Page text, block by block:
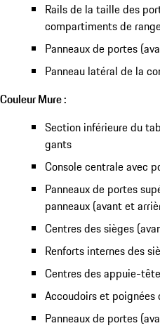
Rails de la taille des
compartiments de
Panneaux de portes
Panneau latéral de la
Couleur Mure :
Section inférieure du
gants
Console centrale avec
Panneaux de portes
panneaux (avant et
Centres des sièges
Renforts internes des
Centres des appuie-
Accoudoirs et
Panneaux de portes